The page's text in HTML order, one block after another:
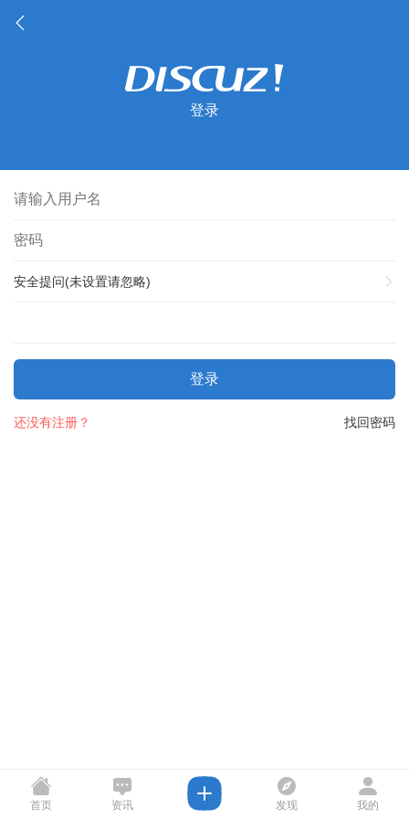
登录
安全提问(未设置请忽略)
登录
找回密码
还没有注册？
首页 资讯 发现 我的